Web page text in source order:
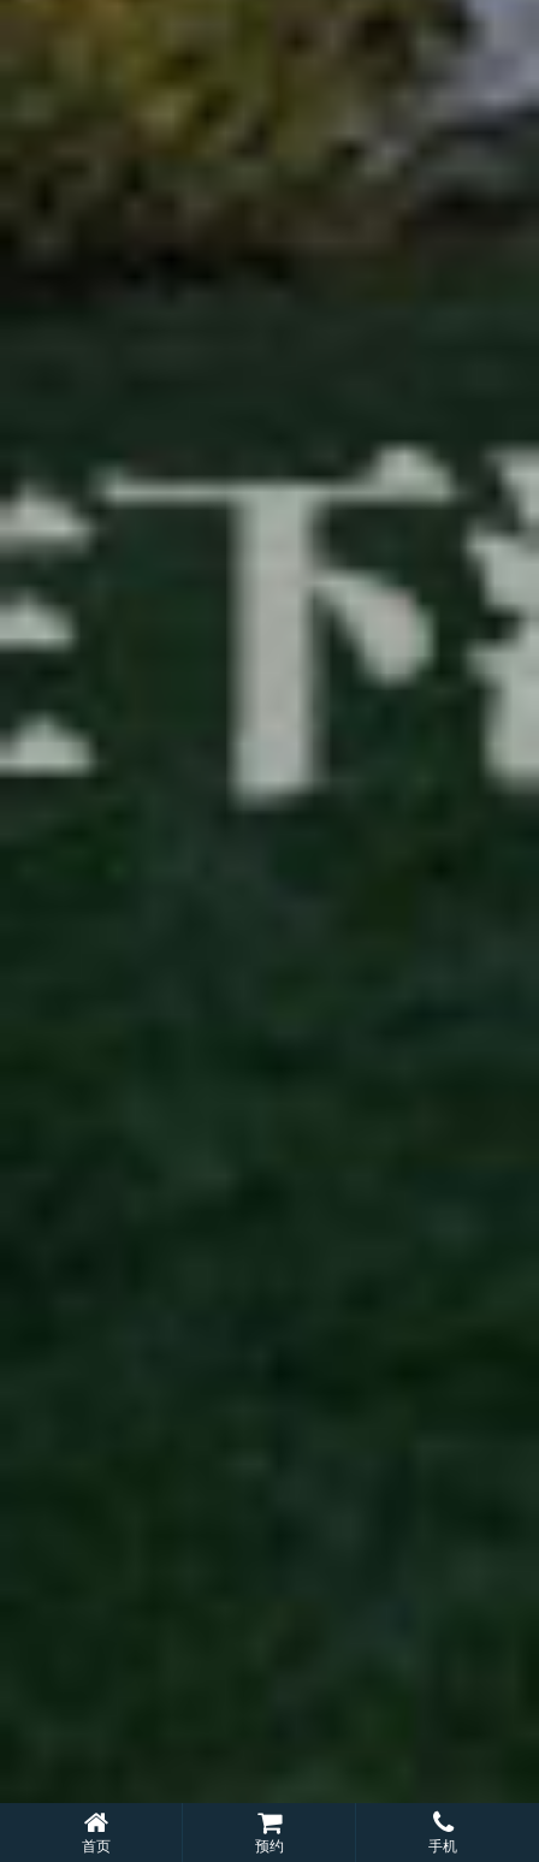
首页 预约 手机